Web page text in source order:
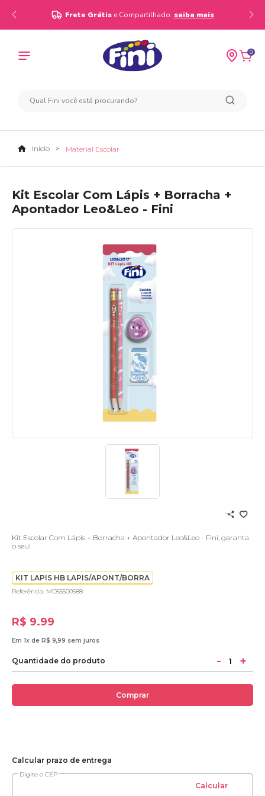
Frete Grátis e Compartilhado: saiba mais
0
Início Material Escolar
Kit Escolar Com Lápis + Borracha +
Apontador Leo&Leo - Fini
Kit Escolar Com Lápis + Borracha + Apontador Leo&Leo - Fini, garanta
o seu!
KIT LAPIS HB LAPIS/APONT/BORRA
Referência: MD55500588
R$ 9.99
Em 1x de R$ 9,99 sem juros
Quantidade do produto - +
Comprar
Calcular prazo de entrega
Digite o CEP
Calcular